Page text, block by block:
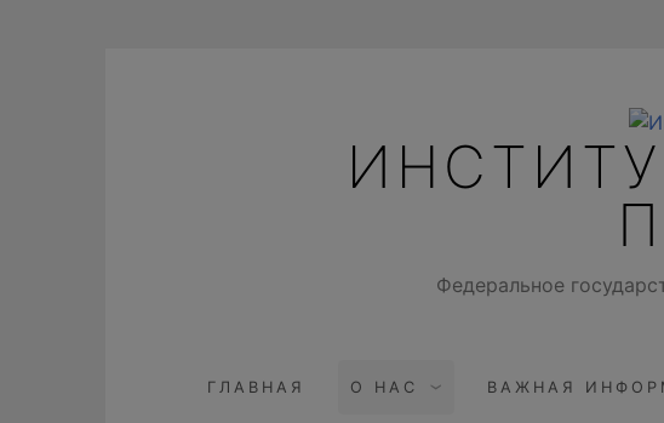
Федеральное
ГЛАВНАЯ О НАС ВАЖНАЯ